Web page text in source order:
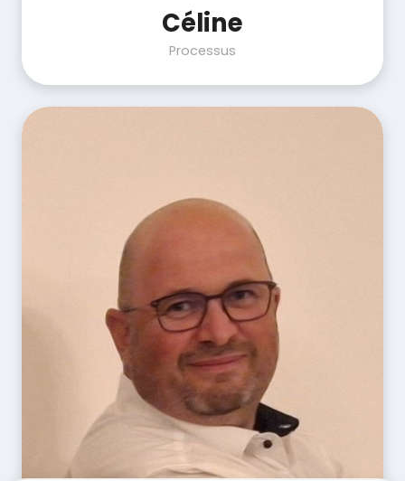
Céline
Processus